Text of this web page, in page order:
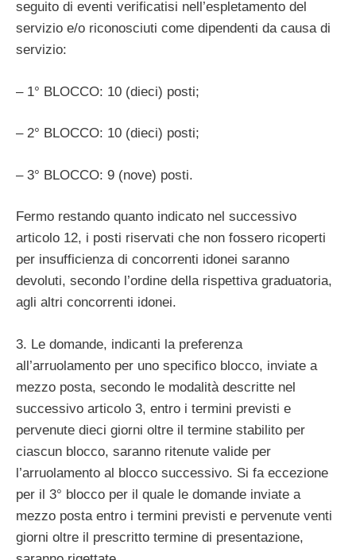
seguito di eventi verificatisi nell’espletamento del
servizio e/o riconosciuti come dipendenti da causa di
servizio:
– 1° BLOCCO: 10 (dieci) posti;
– 2° BLOCCO: 10 (dieci) posti;
– 3° BLOCCO: 9 (nove) posti.
Fermo restando quanto indicato nel successivo
articolo 12, i posti riservati che non fossero ricoperti
per insufficienza di concorrenti idonei saranno
devoluti, secondo l’ordine della rispettiva graduatoria,
agli altri concorrenti idonei.
3. Le domande, indicanti la preferenza
all’arruolamento per uno specifico blocco, inviate a
mezzo posta, secondo le modalità descritte nel
successivo articolo 3, entro i termini previsti e
pervenute dieci giorni oltre il termine stabilito per
ciascun blocco, saranno ritenute valide per
l’arruolamento al blocco successivo. Si fa eccezione
per il 3° blocco per il quale le domande inviate a
mezzo posta entro i termini previsti e pervenute venti
giorni oltre il prescritto termine di presentazione,